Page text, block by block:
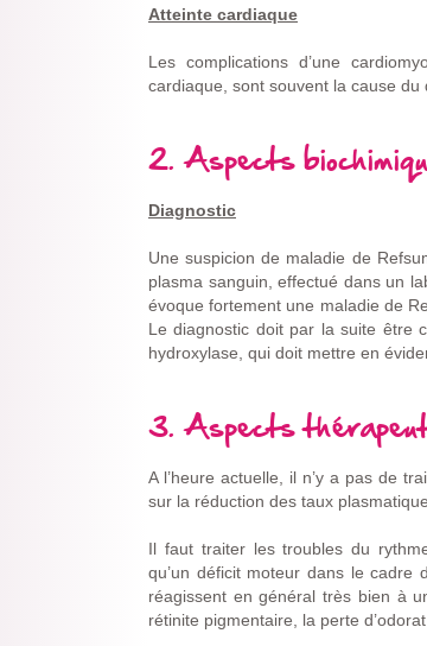
Atteinte cardiaque
Les complications d’une
cardiaque, sont souvent la cause du
2. Aspects
Diagnostic
Une suspicion de maladie de
plasma sanguin, effectué dans un
évoque fortement une maladie de
Le diagnostic doit par la suite être
hydroxylase, qui doit mettre en
3. Aspects
A l’heure actuelle, il n’y a pas de
sur la réduction des taux
Il faut traiter les troubles du
qu’un déficit moteur dans le cadre
réagissent en général très bien à
rétinite pigmentaire, la perte